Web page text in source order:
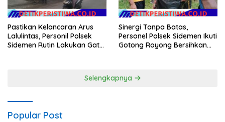
Pastikan Kelancaran Arus
Lalulintas, Personil Polsek
Sidemen Rutin Lakukan Gatur
Sinergi Tanpa Batas,
Personel Polsek Sidemen Ikuti
Gotong Royong Bersihkan
Selengkapnya
Popular Post